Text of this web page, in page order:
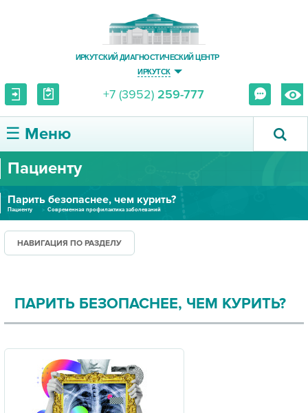
ИРКУТСКИЙ ДИАГНОСТИЧЕСКИЙ ЦЕНТР
ИРКУТСК
+7 (3952) 259-777
☰ Меню
О ЦЕНТРЕ
УСЛУГИ И ЦЕНЫ
ПАЦИЕНТУ
ПРАВОВАЯ ИНФОРМАЦИЯ
Пациенту
Парить безопаснее, чем курить?
Пациенту Современная профилактика заболеваний
НАВИГАЦИЯ ПО РАЗДЕЛУ
ПАРИТЬ БЕЗОПАСНЕЕ, ЧЕМ КУРИТЬ?